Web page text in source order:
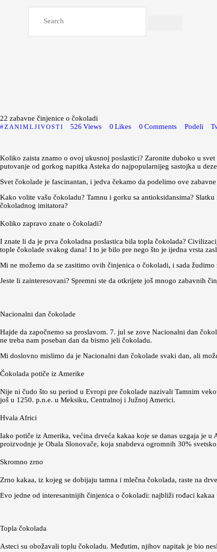
22 zabavne činjenice o čokoladi
ZANIMLJIVOSTI 526 Views 0 Likes 0 Comments Podeli
Koliko zaista znamo o ovoj ukusnoj poslastici? Zaronite duboko u
putovanje od gorkog napitka Asteka do najpopularnijeg sastojka u
Svet čokolade je fascinantan, i jedva čekamo da podelimo ove
Kako volite vašu čokoladu? Tamnu i gorku sa antioksidansima?
čokoladnog imitatora?
Koliko zapravo znate o čokoladi?
I znate li da je prva čokoladna poslastica bila topla čokolada?
tople čokolade svakog dana! I to je bilo pre nego što je ijedna vrsta
Mi ne možemo da se zasitimo ovih činjenica o čokoladi, i sada
Jeste li zainteresovani? Spremni ste da otkrijete još mnogo zabavnih
Nacionalni dan čokolade
Hajde da započnemo sa proslavom. 7. jul se zove Nacionalni dan
ne treba nam poseban dan da bismo jeli čokoladu.
Mi doslovno mislimo da je Nacionalni dan čokolade svaki dan, ali
Čokolada potiče iz Amerike
Nije ni čudo što su period u Evropi pre čokolade nazivali Tamnim
još u 1250. p.n.e. u Meksiku, Centralnoj i Južnoj Americi.
Hvala Africi
Iako potiče iz Amerika, većina drveća kakaa koje se danas uzgaja je
proizvodnje je Obala Slonovače, koja snabdeva ogromnih 30%
Skromno zrno
Zrno kakaa, iz kojeg se dobijaju tamna i mlečna čokolada, raste na
Evo jedne od interesantnijih činjenica o čokoladi: najbliži rođaci
Topla čokolada
Asteci su obožavali toplu čokoladu. Međutim, njihov napitak je bio